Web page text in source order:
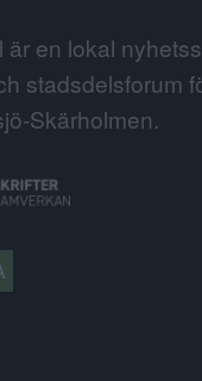
är en lokal
stadsdelsforum
Skärholmen.